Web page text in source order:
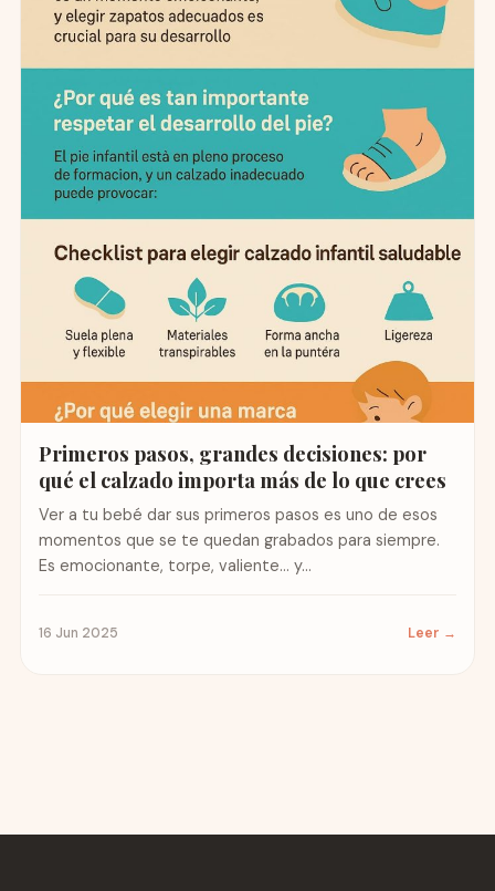
Primeros pasos, grandes decisiones: por
qué el calzado importa más de lo que crees
Ver a tu bebé dar sus primeros pasos es uno de esos
momentos que se te quedan grabados para siempre.
Es emocionante, torpe, valiente… y...
16 Jun 2025 Leer →